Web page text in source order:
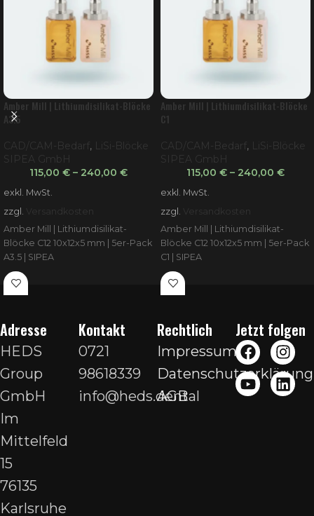
Amber Mill | Lithiumdisilikat-Blöcke
A3.5
CAD/CAM-Bedarf, LiSi-Blöcke
SIPEA GmbH
115,00 € – 240,00 €
exkl. MwSt.
zzgl.
Versandkosten
Amber Mill | Lithiumdisilikat-
Blöcke C12 10x12x5 mm | 5er-Pack
A3.5 | SIPEA
Amber Mill | Lithiumdisilikat-Blöcke
C1
CAD/CAM-Bedarf, LiSi-Blöcke
SIPEA GmbH
115,00 € – 240,00 €
exkl. MwSt.
zzgl.
Versandkosten
Amber Mill | Lithiumdisilikat-
Blöcke C12 10x12x5 mm | 5er-Pack
C1 | SIPEA
Adresse
HEDS
Group
GmbH
Im
Mittelfeld
15
76135
Karlsruhe
Kontakt
0721
98618339
info@heds.dental
Rechtlich
Impressum
Datenschutzerklärung
AGB
Jetzt folgen